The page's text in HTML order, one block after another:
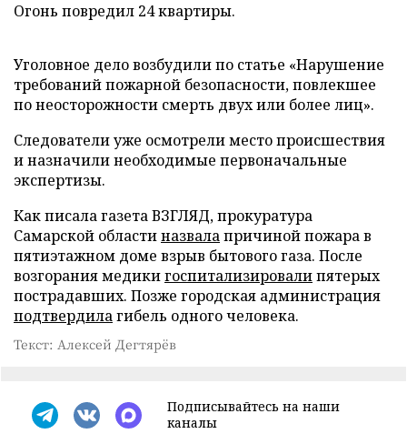
Огонь повредил 24 квартиры.
Уголовное дело возбудили по статье «Нарушение
требований пожарной безопасности, повлекшее
по неосторожности смерть двух или более лиц».
Следователи уже осмотрели место происшествия
и назначили необходимые первоначальные
экспертизы.
Как писала газета ВЗГЛЯД, прокуратура
Самарской областиназвалапричиной пожара в
пятиэтажном доме взрыв бытового газа. После
возгорания медикигоспитализировалипятерых
пострадавших. Позже городская администрация
подтвердилагибель одного человека.
Текст: Алексей Дегтярёв
Подписывайтесь на наши
каналы